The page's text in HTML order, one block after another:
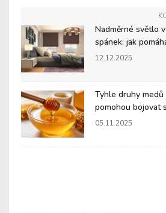
Nadměrné světlo
spánek: jak
12.12.2025
Tyhle druhy
pomohou bojovat
05.11.2025